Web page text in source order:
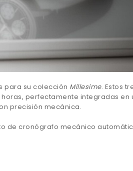
para su colección Millesime. Estos
perfectamente integradas en
precisión mecánica.
de cronógrafo mecánico